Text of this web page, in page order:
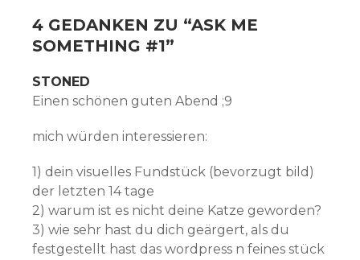
4 GEDANKEN ZU “ASK ME
SOMETHING #1”
STONED
Einen schönen guten Abend ;9
mich würden interessieren:
1) dein visuelles Fundstück (bevorzugt bild)
der letzten 14 tage
2) warum ist es nicht deine Katze geworden?
3) wie sehr hast du dich geärgert, als du
festgestellt hast das wordpress n feines stück